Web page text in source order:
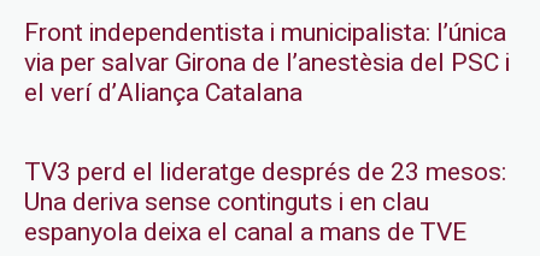
Front independentista i municipalista: l’única
via per salvar Girona de l’anestèsia del PSC i
el verí d’Aliança Catalana
TV3 perd el lideratge després de 23 mesos:
Una deriva sense continguts i en clau
espanyola deixa el canal a mans de TVE